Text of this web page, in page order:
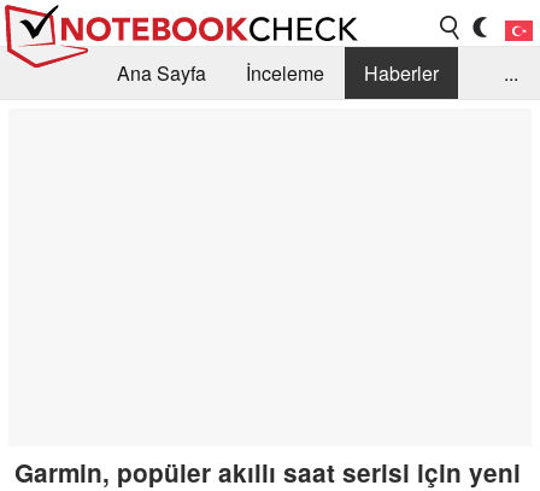
Ana Sayfa İnceleme
Haberler
...
Garmin, popüler akıllı saat serisi için yeni